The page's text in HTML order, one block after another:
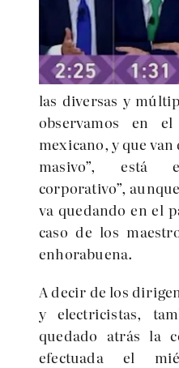
las diversas y
observamos en
mexicano, y que
masivo”, está
corporativo”,
va quedando en el
caso de los
enhorabuena.
A decir de los
y electricistas,
quedado atrás la
efectuada el